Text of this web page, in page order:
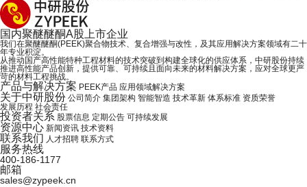
国内聚醚醚酮A股上市企业
我们在聚醚醚酮(PEEK)聚合物技术、复合增强与改性，及其应用解决方案领域有二十
年专业积淀。
从推动国产高性能特种工程材料的技术突破到构建全球化的供应体系，中研股份持续
推进高性能产品创新，提供可靠、可持续且面向未来的材料解决方案，应对全球更严
苛的材料工程挑战。
产品与解决方案 PEEK产品 应用领域解决方案
关于中研股份 公司简介 集团架构 智能智造 技术革新 体系标准 资质荣誉
发展历程 社会责任
投资者关系 股票信息 定期公告 可持续发展
资源中心 新闻资讯 技术资料
联系我们 人才招聘 联系方式
服务热线
400-186-1177
邮箱
sales@zypeek.cn